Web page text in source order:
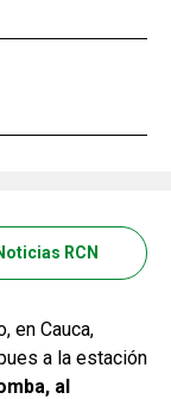
RCN
en Cauca,
a la estación
al